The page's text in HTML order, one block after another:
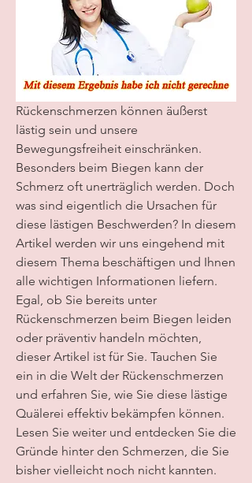
Rückenschmerzen können äußerst
lästig sein und unsere
Bewegungsfreiheit einschränken.
Besonders beim Biegen kann der
Schmerz oft unerträglich werden. Doch
was sind eigentlich die Ursachen für
diese lästigen Beschwerden? In diesem
Artikel werden wir uns eingehend mit
diesem Thema beschäftigen und Ihnen
alle wichtigen Informationen liefern.
Egal, ob Sie bereits unter
Rückenschmerzen beim Biegen leiden
oder präventiv handeln möchten,
dieser Artikel ist für Sie. Tauchen Sie
ein in die Welt der Rückenschmerzen
und erfahren Sie, wie Sie diese lästige
Quälerei effektiv bekämpfen können.
Lesen Sie weiter und entdecken Sie die
Gründe hinter den Schmerzen, die Sie
bisher vielleicht noch nicht kannten.